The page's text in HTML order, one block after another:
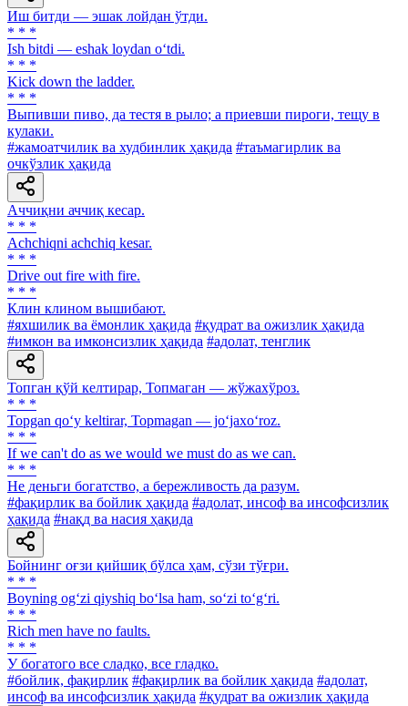
Иш битди — эшак лойдан ўтди.
* * *
Ish bitdi — eshak loydan o‘tdi.
* * *
Kick down the ladder.
* * *
Выпивши пиво, да тестя в рыло; а приевши пироги, тещу в
кулаки.
#жамоатчилик ва худбинлик ҳақида #таъмагирлик ва
очкўзлик ҳақида
Аччиқни аччиқ кесар.
* * *
Achchiqni achchiq kesar.
* * *
Drive out fire with fire.
* * *
Клин клином вышибают.
#яхшилик ва ёмонлик ҳақида #қудрат ва ожизлик ҳақида
#имкон ва имконсизлик ҳақида #адолат, тенглик
Топган қўй келтирар, Топмаган — жўжахўроз.
* * *
Topgan qo‘y keltirar, Topmagan — jo‘jaxo‘roz.
* * *
If we can't do as we would we must do as we can.
* * *
He деньги богатство, а бережливость да разум.
#фақирлик ва бойлик ҳақида #адолат, инсоф ва инсофсизлик
ҳақида #нақд ва насия ҳақида
Бойнинг оғзи қийшиқ бўлса ҳам, сўзи тўғри.
* * *
Boyning og‘zi qiyshiq bo‘lsa ham, so‘zi to‘g‘ri.
* * *
Rich men have no faults.
* * *
У богатого все сладко, все гладко.
#бойлик, фақирлик #фақирлик ва бойлик ҳақида #адолат,
инсоф ва инсофсизлик ҳақида #қудрат ва ожизлик ҳақида